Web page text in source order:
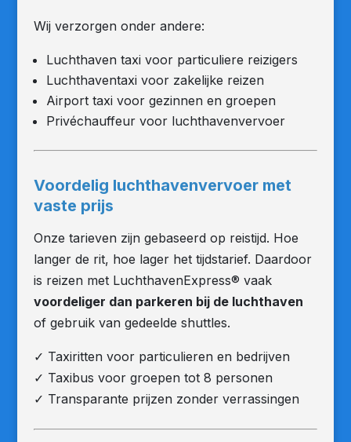
Wij verzorgen onder andere:
Luchthaven taxi voor particuliere reizigers
Luchthaventaxi voor zakelijke reizen
Airport taxi voor gezinnen en groepen
Privéchauffeur voor luchthavenvervoer
Voordelig luchthavenvervoer met
vaste prijs
Onze tarieven zijn gebaseerd op reistijd. Hoe
langer de rit, hoe lager het tijdstarief. Daardoor
is reizen met LuchthavenExpress® vaak
voordeliger dan parkeren bij de luchthaven
of gebruik van gedeelde shuttles.
✓ Taxiritten voor particulieren en bedrijven
✓ Taxibus voor groepen tot 8 personen
✓ Transparante prijzen zonder verrassingen